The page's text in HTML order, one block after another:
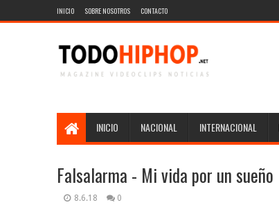
INICIO SOBRE NOSOTROS CONTACTO
INICIO NACIONAL INTERNACIONAL
Falsalarma - Mi vida por un sueño
8.6.18 0